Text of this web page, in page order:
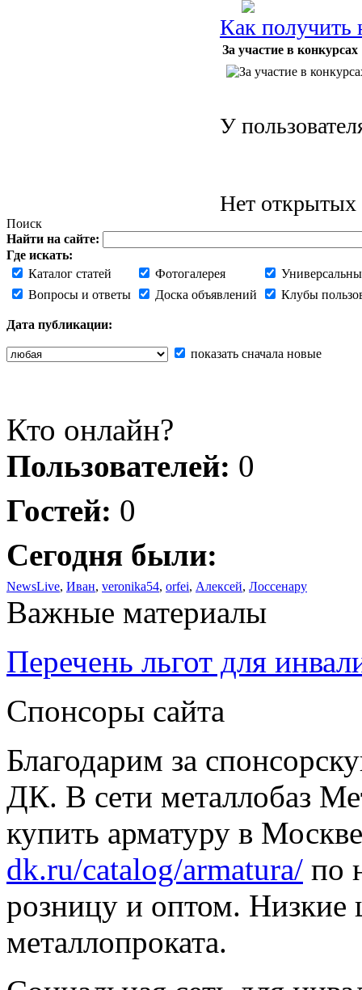
Как получить
За участие в конкурсах
У
Нет открытых
Поиск
Найти на сайте:
Где искать:
Каталог статей
Фотогалерея
Вопросы и ответы
Доска объявлений Клубы
Дата публикации:
показать сначала новые
Кто онлайн?
Пользователей: 0
Гостей: 0
Сегодня были:
NewsLive, Иван, veronika54, orfei, Алексей, Лоссенару
Важные материалы
Перечень льгот для
Спонсоры сайта
Благодарим за
ДК. В сети металлобаз
купить арматуру в
dk.ru/catalog/armatura/ по
розницу и оптом. Низкие
металлопроката.